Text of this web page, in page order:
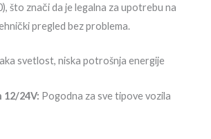
što znači da je legalna za upotrebu na
pregled bez problema.
svetlost, niska potrošnja energije
24V: Pogodna za sve tipove vozila